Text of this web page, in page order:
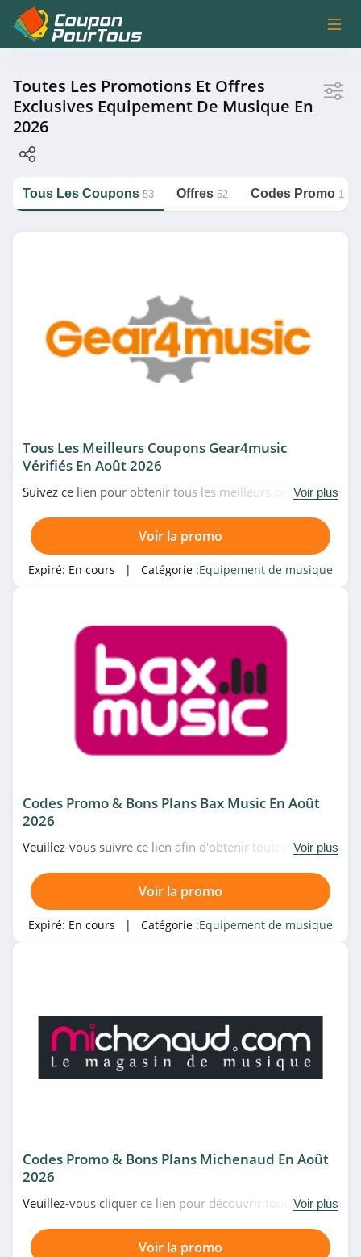
Sono Vente
Catégorie
Equipement de musique
Mode Homme
Voir plus
Magasin associé
Sono Vente
Woodbrass
4.5
4.1
Equitation
Batterie Trottinettes
Toutes Les Promotions Et Offres
Exclusives Equipement De Musique En
2026
Tous Les Coupons 53 Offres 52 Codes Promo 1
Tous Les Meilleurs Coupons Gear4music
Vérifiés En Août 2026
Suivez ce lien pour obtenir tous les meilleurs codes
moment. Venez très vite!
Voir plus
Voir la promo
Expiré: En cours | Catégorie :Equipement de musique
Codes Promo & Bons Plans Bax Music En Août
2026
Veuillez-vous suivre ce lien afin d'obtenir toutes les
au plus vite!
Voir plus
Voir la promo
Expiré: En cours | Catégorie :Equipement de musique
Codes Promo & Bons Plans Michenaud En Août
2026
Veuillez-vous cliquer ce lien pour découvrir toutes les
pas manquer!
Voir plus
Voir la promo
https://couponpourtous.fr/equipement-